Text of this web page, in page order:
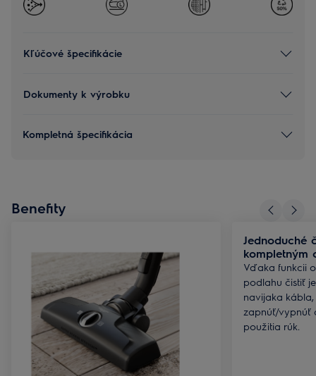
Kľúčové špecifikácie
Dokumenty k výrobku
Kompletná špecifikácia
Benefity
Jednoduché
kompletným
Vďaka funkcii
podlahu čistiť
navijaka
zapnúť/vypnúť
použitia rúk.